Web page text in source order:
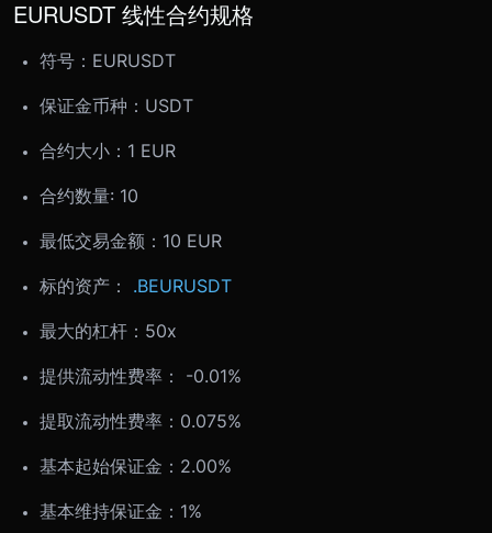
EURUSDT 线性合约规格
符号： EURUSDT
保证金币种：USDT
合约大小： 1 EUR
合约数量: 10
最低交易金额： 10 EUR
标的资产： .BEURUSDT
最大的杠杆：50x
提供流动性费率： -0.01%
提取流动性费率：0.075%
基本起始保证金：2.00%
基本维持保证金：1%